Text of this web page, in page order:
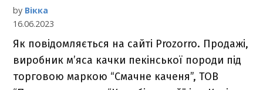
by Вікка
16.06.2023
Як повідомляється на сайті Prozorro. Продажі,
виробник м’яса качки пекінської породи під
торговою маркою “Смачне каченя”, ТОВ